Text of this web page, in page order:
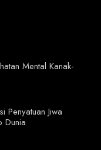
Mental Kanak-
Penyatuan Jiwa
Dunia